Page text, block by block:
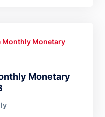
Monetary
Monthly Monetary